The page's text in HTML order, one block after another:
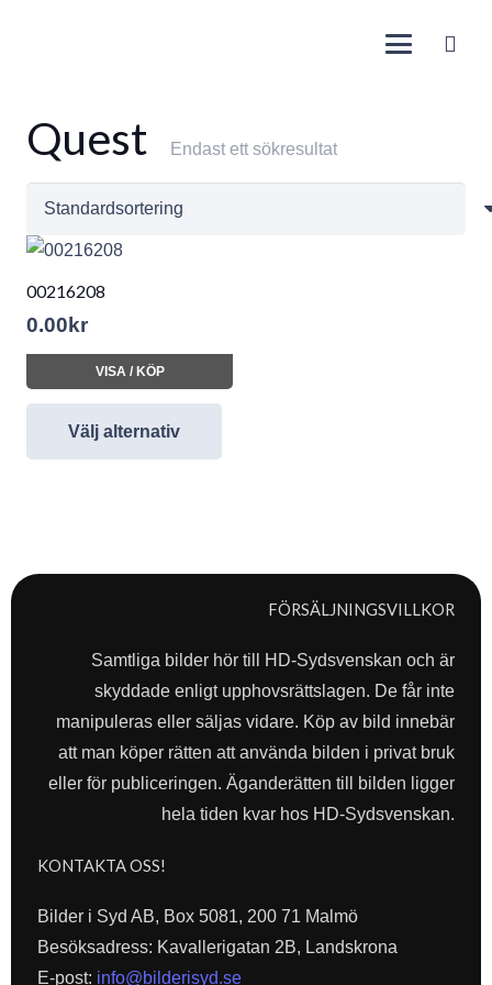
Quest Endast ett sökresultat
00216208
0.00 kr
VISA / KÖP
Välj alternativ
FÖRSÄLJNINGSVILLKOR
Samtliga bilder hör till HD-Sydsvenskan och är
skyddade enligt upphovsrättslagen. De får inte
manipuleras eller säljas vidare. Köp av bild innebär
att man köper rätten att använda bilden i privat bruk
eller för publiceringen. Äganderätten till bilden ligger
hela tiden kvar hos HD-Sydsvenskan.
KONTAKTA OSS!
Bilder i Syd AB, Box 5081, 200 71 Malmö
Besöksadress: Kavallerigatan 2B, Landskrona
E-post: info@bilderisyd.se